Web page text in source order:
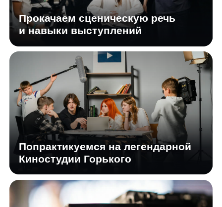
Индивидуальный подход
к каждому ребенку
Научимся импровизировать
в разных ситуациях